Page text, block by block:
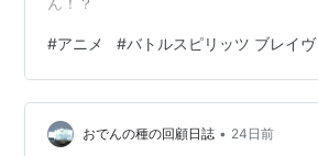
#アニメ #バトルスピリッツ ブレイヴ
おでんの種の回顧日誌 • 24日前